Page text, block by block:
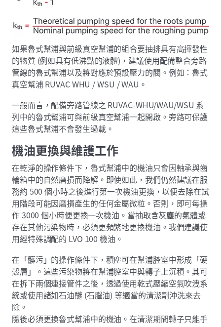
如果魯式幫浦與前級真空幫浦的組合要抽排具有高揮發性
的物質 (例如具有低沸點的液體)，建議使用配備整合旁路
管線的魯式幫浦以及將對應於預設壓力的閥。例如：魯式
真空幫浦 RUVAC WHU / WSU / WAU。
一般而言，配備旁路管線之 RUVAC-WHU/WAU/WSU 系
列中的魯式幫浦可與前級真空幫浦一起開啟。旁路可保護
這些魯式幫浦不會發生過載。
機油更換與維護工作
在乾淨的操作條件下，魯式幫浦中的機油只會因軸承與齒
輪箱中的自然磨損而降解。即使如此，我們仍然建議在服
務約 500 個小時之後進行第一次機油更換，以便去除在試
用階段可能因磨損產生的任何金屬微粒。否則，即可每操
作 3000 個小時便更換一次機油。當抽取含灰塵的氣體或
存在其他污染物時，必須更頻繁地更換機油。我們建議使
用經特殊調配的 LVO 100 機油。
在「髒污」的操作條件下，積塵可在幫浦腔室中形成「硬
殼層」。這些污染物將在幫浦腔室中與轉子上沉積。其可
在拆下兩個連接管件之後，透過使用乾式壓縮空氣吹洩系
統或使用諸如石油醚 (石腦油) 等適當的清潔劑沖洗來去
除。
隨後必須更換魯式幫浦中的機油。在清潔期間轉子只能手